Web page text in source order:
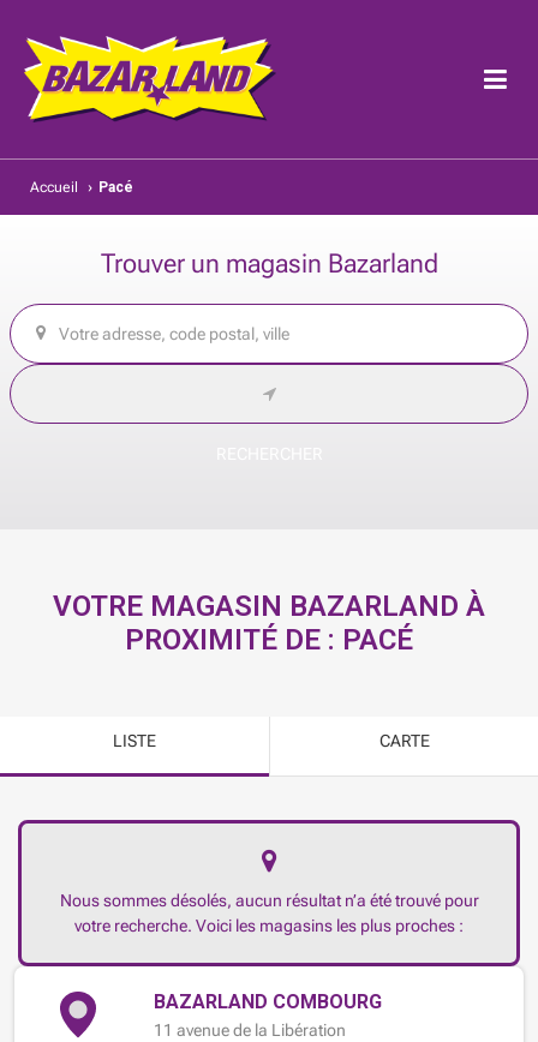
Accueil › Pacé
Trouver un magasin Bazarland
VOTRE MAGASIN BAZARLAND À
PROXIMITÉ DE : PACÉ
LISTE CARTE
Nous sommes désolés, aucun résultat n’a été trouvé pour
votre recherche. Voici les magasins les plus proches :
BAZARLAND COMBOURG
11 avenue de la Libération